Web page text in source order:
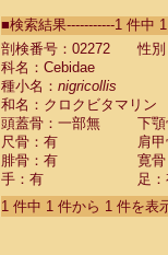
Cebidae
Cebidae
Cebidae
Cebidae
Cebidae
Cebidae
Cebidae
Cebidae
Cebidae Aotus
Cebidae Cebus
■検索結果-----------1 件中
剖検番号：02272
性
科名：Cebidae
種小名： nigricollis
和名：クロクビタマリン
頭蓋骨：一部無
下
尺骨：有
肩
腓骨：有
寛
手：有
足
1 件中 1 件から 1 件を表